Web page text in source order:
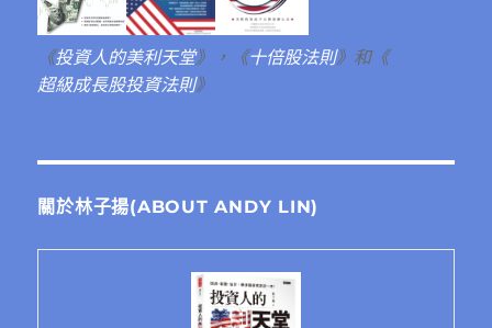
《投資人的美利天堂》，《十倍股法則》和《
超級成長股投資法則》
關於林子揚(ABOUT ANDY LIN)